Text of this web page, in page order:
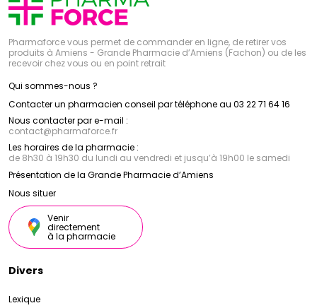
Pharmaforce vous permet de commander en ligne, de retirer vos
produits à Amiens - Grande Pharmacie d’Amiens (Fachon) ou de les
recevoir chez vous ou en point retrait
Qui sommes-nous ?
Contacter un pharmacien conseil par téléphone au 03 22 71 64 16
Nous contacter par e-mail :
contact@pharmaforce.fr
Les horaires de la pharmacie :
de 8h30 à 19h30 du lundi au vendredi et jusqu’à 19h00 le samedi
Présentation de la Grande Pharmacie d’Amiens
Nous situer
Venir
directement
à la pharmacie
Divers
Lexique